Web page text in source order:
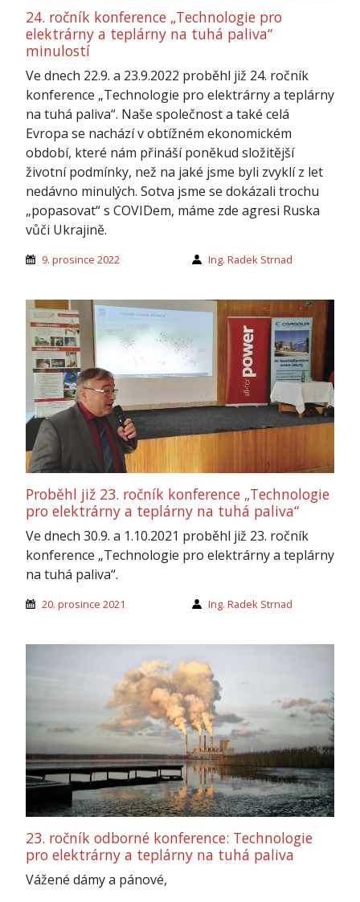
24. ročník konference „Technologie pro
elektrárny a teplárny na tuhá paliva“
minulostí
Ve dnech 22.9. a 23.9.2022 proběhl již 24. ročník
konference „Technologie pro elektrárny a teplárny
na tuhá paliva“. Naše společnost a také celá
Evropa se nachází v obtížném ekonomickém
období, které nám přináší poněkud složitější
životní podmínky, než na jaké jsme byli zvyklí z let
nedávno minulých. Sotva jsme se dokázali trochu
„popasovat“ s COVIDem, máme zde agresi Ruska
vůči Ukrajině.
9. prosince 2022 Ing. Radek Strnad
Proběhl již 23. ročník konference „Technologie
pro elektrárny a teplárny na tuhá paliva“
Ve dnech 30.9. a 1.10.2021 proběhl již 23. ročník
konference „Technologie pro elektrárny a teplárny
na tuhá paliva“.
20. prosince 2021 Ing. Radek Strnad
23. ročník odborné konference: Technologie
pro elektrárny a teplárny na tuhá paliva
Vážené dámy a pánové,